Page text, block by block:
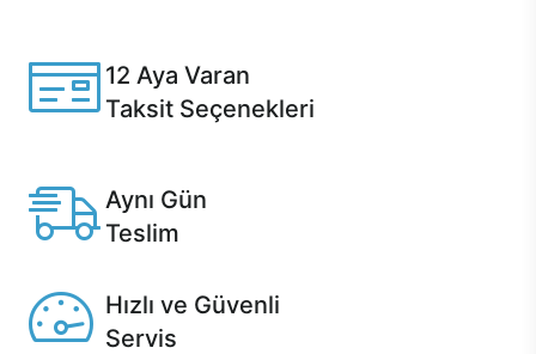
12 Aya Varan
Taksit Seçenekleri
Aynı Gün
Teslim
Hızlı ve Güvenli
Servis